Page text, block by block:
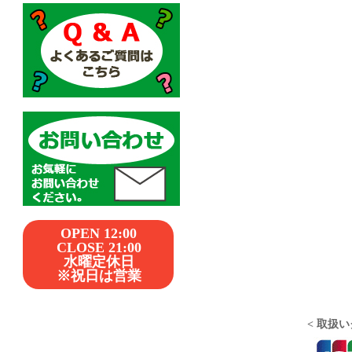
OPEN 12:00
CLOSE 21:00
水曜定休日
※祝日は営業
< 取扱